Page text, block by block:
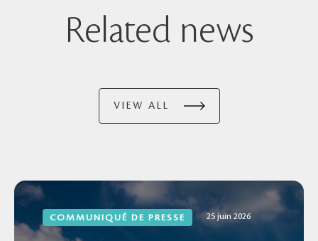
Related news
VIEW ALL
COMMUNIQUÉ DE PRESSE 25 juin 2026